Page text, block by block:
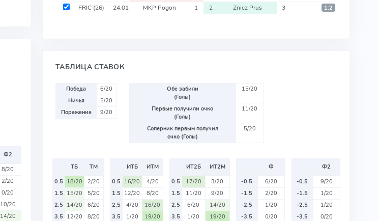
Ф2
8/20
2/20
0/20
10/20
14/20
FRIC (26) 24.01 MKP Pogon 1 2 Znicz Prus 3 1:2
ТАБЛИЦА СТАВОК
Победа
6/20
Ничья
5/20
Поражение
9/20
Обе забили
(Голы)
15/20
Первые получили очко
(Голы)
11/20
Соперник первым получил
очко (Голы)
5/20
ТБ
ТМ
0.5 18/20
2/20
1.5 15/20
5/20
2.5 14/20
6/20
3.5 12/20
8/20
ИТБ
ИТМ
0.5 16/20
4/20
1.5 12/20
8/20
2.5
4/20
16/20
3.5
1/20
19/20
ИТ2Б
ИТ2М
0.5
17/20
3/20
1.5
11/20
9/20
2.5
6/20
14/20
3.5
1/20
19/20
Ф
-0.5
6/20
-1.5
2/20
-2.5
1/20
-3.5
0/20
Ф2
-0.5
9/20
-1.5
1/20
-2.5
1/20
-3.5
0/20